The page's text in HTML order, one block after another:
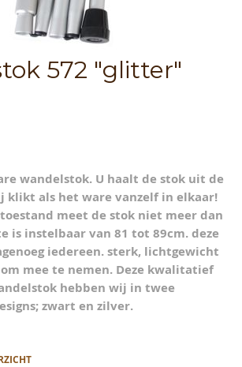
572 "glitter"
wandelstok. U haalt de stok uit de
klikt als het ware vanzelf in elkaar!
meet de stok niet meer dan
is instelbaar van 81 tot 89cm. deze
iedereen. sterk, lichtgewicht
mee te nemen. Deze kwalitatief
hebben wij in twee
zwart en zilver.
Skip
to
gallery